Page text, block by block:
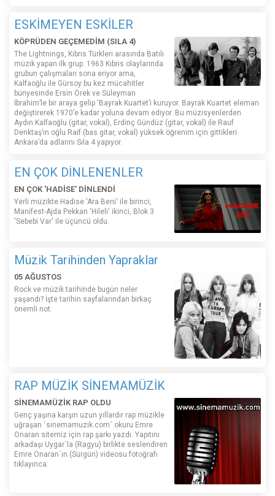
ESKİMEYEN ESKİLER
KÖPRÜDEN GEÇEMEDİM (SILA 4)
The Lightnings, Kıbrıs Türkleri arasında Batılı
müzik yapan ilk grup. 1963 Kıbrıs olaylarında
grubun çalışmaları sona eriyor ama,
Kalfaoğlu ile Gürsoy bu kez mücahitler
bünyesinde Ersin Örek ve Süleyman
İbrahim’le bir araya gelip ‘Bayrak Kuartet’i kuruyor. Bayrak Kuartet eleman
değiştirerek 1970’e kadar yoluna devam ediyor. Bu müzisyenlerden
Aydın Kalfaoğlu (gitar, vokal), Erdinç Gündüz (gitar, vokal) ile Rauf
Denktaş’ın oğlu Raif (bas gitar, vokal) yüksek öğrenim için gittikleri
Ankara’da adlarını Sıla 4 yapıyor.
EN ÇOK DİNLENENLER
EN ÇOK 'HADİSE' DİNLENDİ
Yerli müzikte Hadise 'Ara Beni' ile birinci,
Manifest-Ajda Pekkan 'Hileli' ikinci, Blok 3
'Sebebi Var' ile üçüncü oldu.
Müzik Tarihinden Yapraklar
05 AĞUSTOS
Rock ve müzik tarihinde bugün neler
yaşandı? İşte tarihin sayfalarından birkaç
önemli not:
RAP MÜZİK SİNEMAMÜZİK
SİNEMAMÜZİK RAP OLDU
Genç yaşına karşın uzun yıllardır rap müzikle
uğraşan ´sinemamuzik.com´ okuru Emre
Onaran sitemiz için rap şarkı yazdı. Yapıtını
arkadaşı Uygar´la (Ragyu) birlikte seslendiren
Emre Onaran´ın (Sürgün) videosu fotoğrafı
tıklayınca: